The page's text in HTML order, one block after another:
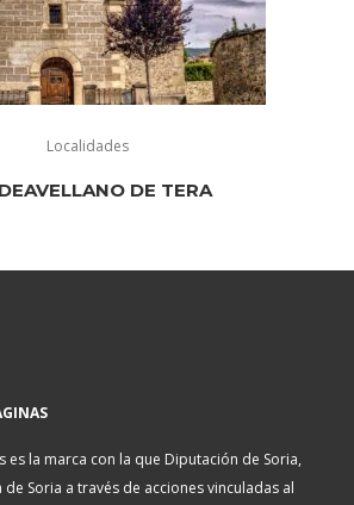
Localidades
DE TERA
es la marca con la que Diputación de Soria,
Soria a través de acciones vinculadas al